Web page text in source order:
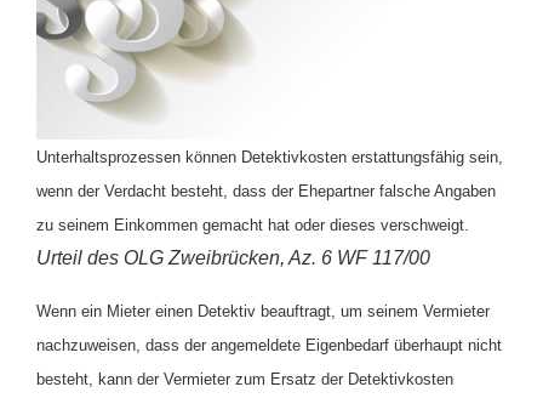
Unterhaltsprozessen können Detektivkosten erstattungsfähig sein,
wenn der Verdacht besteht, dass der Ehepartner falsche Angaben
zu seinem Einkommen gemacht hat oder dieses verschweigt.
Urteil des OLG Zweibrücken, Az. 6 WF 117/00
Wenn ein Mieter einen Detektiv beauftragt, um seinem Vermieter
nachzuweisen, dass der angemeldete Eigenbedarf überhaupt nicht
besteht, kann der Vermieter zum Ersatz der Detektivkosten